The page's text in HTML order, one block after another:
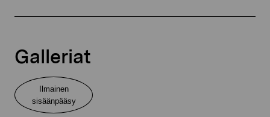
Galleriat
Ilmainen
sisäänpääsy